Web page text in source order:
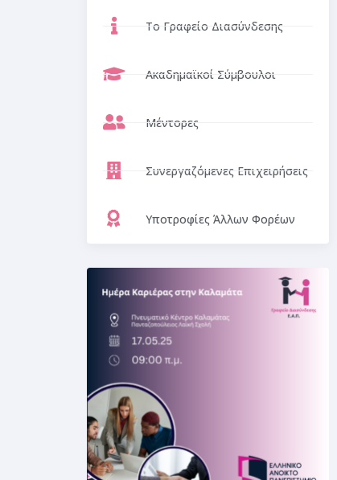
Το Γραφείο Διασύνδεσης
Ακαδημαϊκοί Σύμβουλοι
Μέντορες
Συνεργαζόμενες Επιχειρήσεις
Υποτροφίες Άλλων Φορέων